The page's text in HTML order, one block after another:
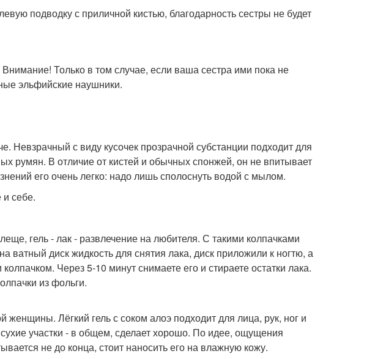
подводку с приличной кистью, благодарность сестры не будет
Только в том случае, если ваша сестра ими пока не
эльфийские наушники.
Невзрачный с виду кусочек прозрачной субстанции подходит для
румян. В отличие от кистей и обычных спонжей, он не впитывает
его очень легко: надо лишь сполоснуть водой с мылом.
и себе.
гель - лак - развлечение на любителя. С такими колпачками
ватный диск жидкость для снятия лака, диск приложили к ногтю, а
Через 5-10 минут снимаете его и стираете остатки лака.
из фольги.
женщины. Лёгкий гель с соком алоэ подходит для лица, рук, ног и
участки - в общем, сделает хорошо. По идее, ощущения
не до конца, стоит наносить его на влажную кожу.